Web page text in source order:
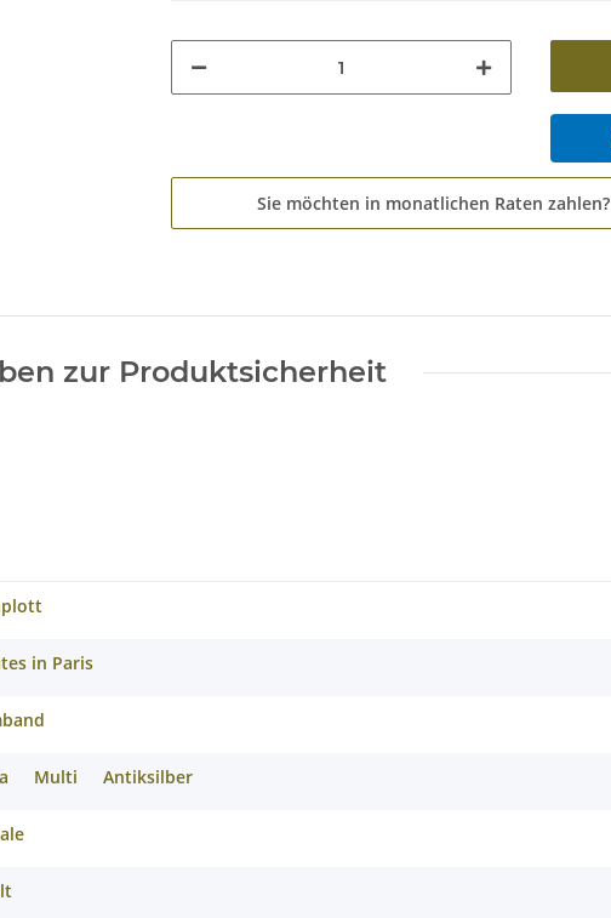
Sie möchten in monatlichen Raten zahlen?
zur Produktsicherheit
in Paris
Multi Antiksilber